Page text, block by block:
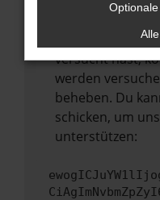
Wende dich an
Wenn du alle
versucht hast,
werden
beheben. Du
schicken, um
unterstützen: